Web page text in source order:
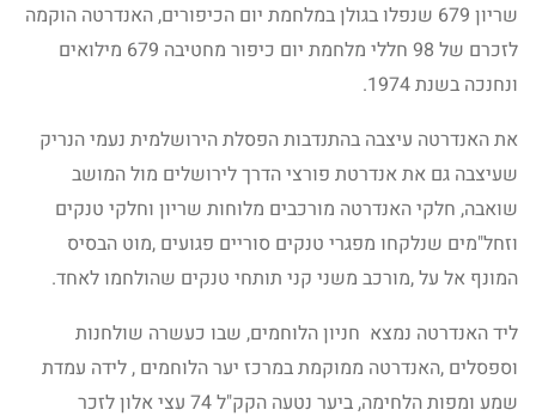
שריון 679 שנפלו בגולן במלחמת יום הכיפורים, האנדרטה הוקמה
לזכרם של 98 חללי מלחמת יום כיפור מחטיבה 679 מילואים
ונחנכה בשנת 1974.
את האנדרטה עיצבה בהתנדבות הפסלת הירושלמית נעמי הנריק
שעיצבה גם את אנדרטת פורצי הדרך לירושלים מול המושב
שואבה, חלקי האנדרטה מורכבים מלוחות שריון וחלקי טנקים
וזחל"מים שנלקחו מפגרי טנקים סוריים פגועים ,מוט הבסיס
המונף אל על ,מורכב משני קני תותחי טנקים שהולחמו לאחד.
ליד האנדרטה נמצא חניון הלוחמים, שבו כעשרה שולחנות
וספסלים ,האנדרטה ממוקמת במרכז יער הלוחמים , לידה עמדת
שמע ומפות הלחימה, ביער נטעה הקק"ל 74 עצי אלון לזכר